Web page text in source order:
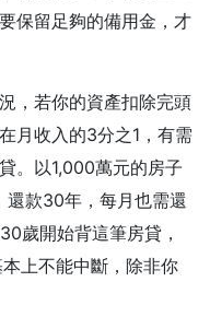
保留足夠的備用金，才
，若你的資產扣除完頭
月收入的3分之1，有需
。以1,000萬元的房子
款30年，每月也需還
歲開始背這筆房貸，
上不能中斷，除非你